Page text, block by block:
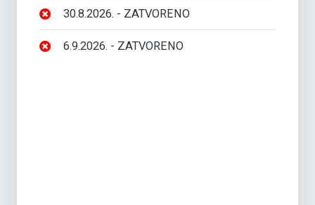
30.8.2026. - ZATVORENO
6.9.2026. - ZATVORENO